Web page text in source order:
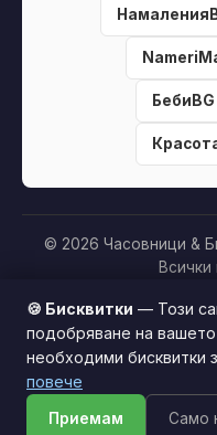
БебиBG
© 2026 Часовници &
Всички
Партньорско
съдържа партньорски
продукт през тях,
това
ни помага да
Този сайт
🍪 Бисквитки — Този
подобряване на
необходими бисквитки
повече
Приемам Само